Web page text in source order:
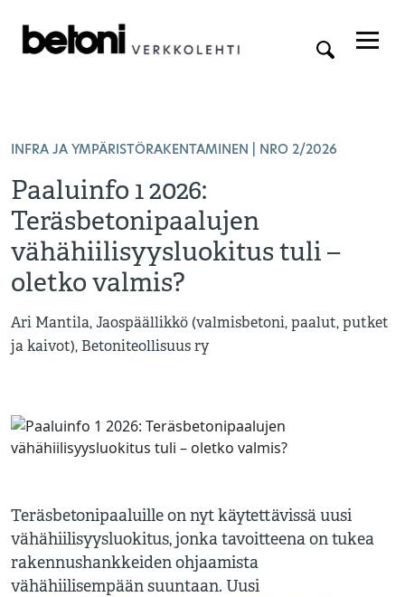
INFRA JA YMPÄRISTÖRAKENTAMINEN | NRO 2/2026
Paaluinfo 1 2026:
Teräsbetonipaalujen
vähähiilisyysluokitus tuli –
oletko valmis?
Ari Mantila, Jaospäällikkö (valmisbetoni, paalut, putket
ja kaivot), Betoniteollisuus ry
Teräsbetonipaaluille on nyt käytettävissä uusi
vähähiilisyysluokitus, jonka tavoitteena on tukea
rakennushankkeiden ohjaamista
vähähiilisempään suuntaan. Uusi